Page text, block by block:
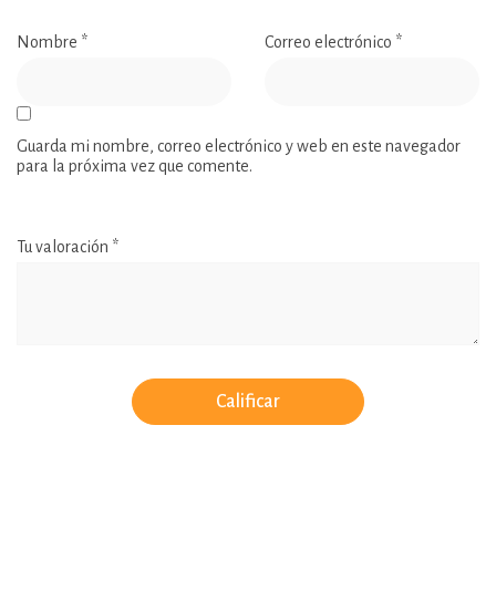
Tu valoración *
Nombre * Correo electrónico *
Guarda mi nombre, correo electrónico y web en este navegador
para la próxima vez que comente.